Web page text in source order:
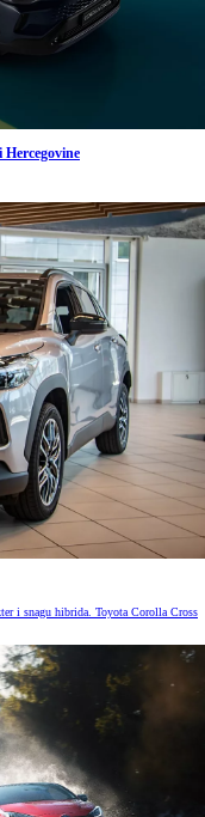
Hercegovine
i snagu hibrida. Toyota Corolla Cross